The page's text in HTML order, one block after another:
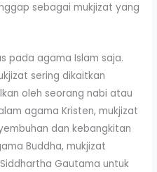
sebagai mukjizat yang
pada agama Islam saja.
sering dikaitkan
oleh seorang nabi atau
agama Kristen, mukjizat
dan kebangkitan
Buddha, mukjizat
Gautama untuk